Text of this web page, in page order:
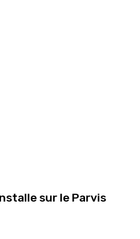
sur le Parvis